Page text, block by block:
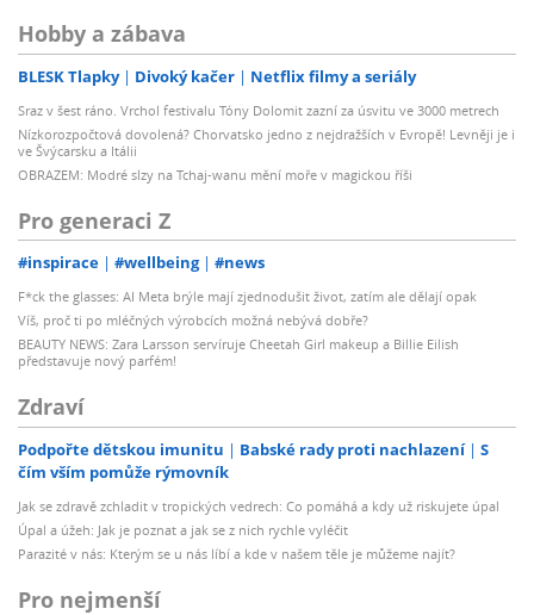
Hobby a zábava
BLESK Tlapky Divoký kačer Netflix filmy a seriály
Sraz v šest ráno. Vrchol festivalu Tóny Dolomit zazní za úsvitu ve 3000 metrech
Nízkorozpočtová dovolená? Chorvatsko jedno z nejdražších v Evropě! Levněji je i
ve Švýcarsku a Itálii
OBRAZEM: Modré slzy na Tchaj-wanu mění moře v magickou říši
Pro generaci Z
#inspirace #wellbeing #news
F*ck the glasses: AI Meta brýle mají zjednodušit život, zatím ale dělají opak
Víš, proč ti po mléčných výrobcích možná nebývá dobře?
BEAUTY NEWS: Zara Larsson servíruje Cheetah Girl makeup a Billie Eilish
představuje nový parfém!
Zdraví
Podpořte dětskou imunitu Babské rady proti nachlazení
S
čím vším pomůže rýmovník
Jak se zdravě zchladit v tropických vedrech: Co pomáhá a kdy už riskujete úpal
Úpal a úžeh: Jak je poznat a jak se z nich rychle vyléčit
Parazité v nás: Kterým se u nás líbí a kde v našem těle je můžeme najít?
Pro nejmenší